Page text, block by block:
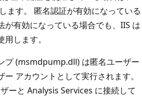
ます。 匿名認証が有効になっている
が有効になっている場合でも、IIS は
します。
プ (msmdpump.dll) は匿名ユーザー
アカウントとして実行されます。
ーと Analysis Services に接続して